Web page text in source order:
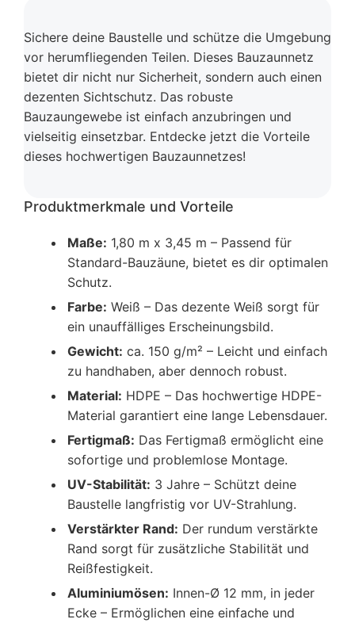
Sichere deine Baustelle und schütze die Umgebung
vor herumfliegenden Teilen. Dieses Bauzaunnetz
bietet dir nicht nur Sicherheit, sondern auch einen
dezenten Sichtschutz. Das robuste
Bauzaungewebe ist einfach anzubringen und
vielseitig einsetzbar. Entdecke jetzt die Vorteile
dieses hochwertigen Bauzaunnetzes!
Produktmerkmale und Vorteile
Maße: 1,80 m x 3,45 m – Passend für
Standard-Bauzäune, bietet es dir optimalen
Schutz.
Farbe: Weiß – Das dezente Weiß sorgt für
ein unauffälliges Erscheinungsbild.
Gewicht: ca. 150 g/m² – Leicht und einfach
zu handhaben, aber dennoch robust.
Material: HDPE – Das hochwertige HDPE-
Material garantiert eine lange Lebensdauer.
Fertigmaß: Das Fertigmaß ermöglicht eine
sofortige und problemlose Montage.
UV-Stabilität: 3 Jahre – Schützt deine
Baustelle langfristig vor UV-Strahlung.
Verstärkter Rand: Der rundum verstärkte
Rand sorgt für zusätzliche Stabilität und
Reißfestigkeit.
Aluminiumösen: Innen-Ø 12 mm, in jeder
Ecke – Ermöglichen eine einfache und